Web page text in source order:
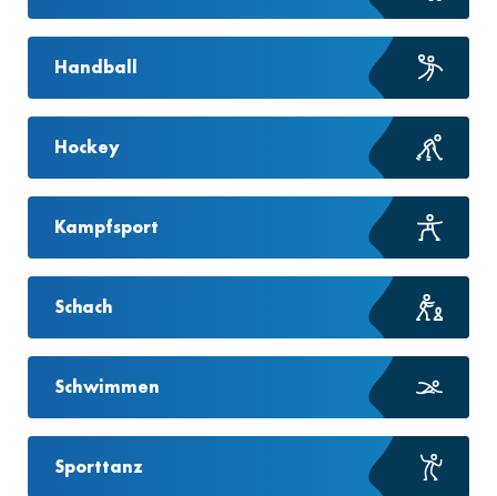
Handball
Hockey
Kampfsport
Schach
Schwimmen
Sporttanz